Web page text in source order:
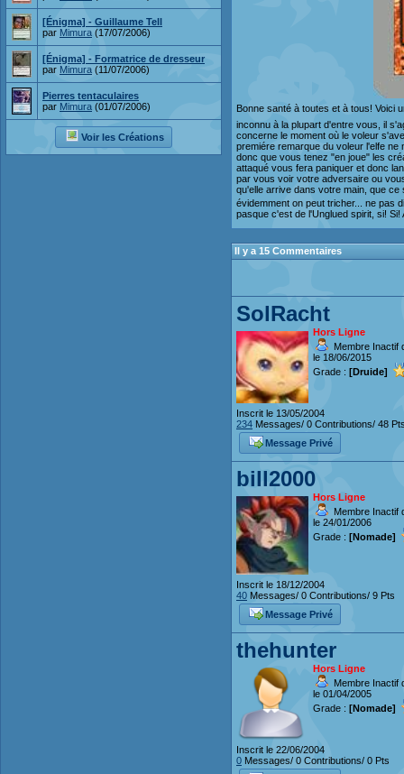
[Énigma] - Guillaume Tell
par Mimura (17/07/2006)
[Énigma] - Formatrice de dresseur
par Mimura (11/07/2006)
Pierres tentaculaires
par Mimura (01/07/2006)
Voir les Créations
Bonne santé à toutes et à tous! Voici
inconnu à la plupart d'entre vous, il
concerne le moment où le voleur
premiére remarque du voleur l'elfe
donc que vous tenez "en joue" les
attaqué vous fera paniquer et donc
par vous voir votre adversaire ou
qu'elle arrive dans votre main, que
évidemment on peut tricher... ne pas
pasque c'est de l'Unglued spirit, si!
Il y a 15 Commentaires
SolRacht
Hors Ligne
Membre Inactif
le 18/06/2015
Grade : [Druide]
Inscrit le 13/05/2004
234 Messages/ 0 Contributions/ 48
Message Privé
bill2000
Hors Ligne
Membre Inactif
le 24/01/2006
Grade : [Nomade]
Inscrit le 18/12/2004
40 Messages/ 0 Contributions/ 9 Pts
Message Privé
thehunter
Hors Ligne
Membre Inactif
le 01/04/2005
Grade : [Nomade]
Inscrit le 22/06/2004
0 Messages/ 0 Contributions/ 0 Pts